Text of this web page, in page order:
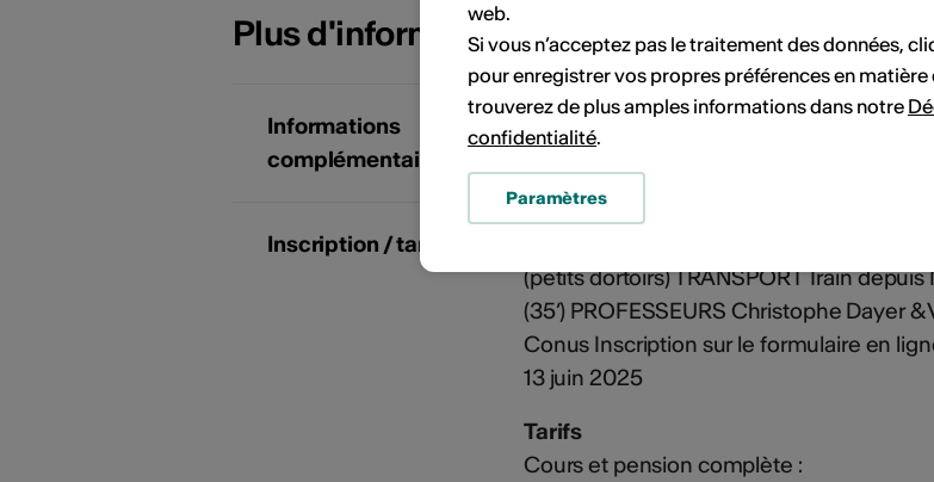
Plus d'informations
Informations
complémentaires
Flyer stage 2025
Inscription / tarifs
(petits dortoirs) TRANSPORT Train
(35’) PROFESSEURS Christophe Dayer &
Conus Inscription sur le formulaire en
13 juin 2025
Tarifs
Cours et pension complète :
web.
Si vous n’acceptez pas le traitement des données,
pour enregistrer vos propres préférences en matière
trouverez de plus amples informations dans notre
confidentialité.
Paramètres